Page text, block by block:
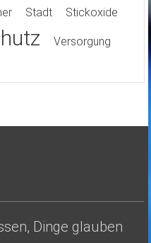
Stadt Stickoxide
Versorgung
Dinge glauben